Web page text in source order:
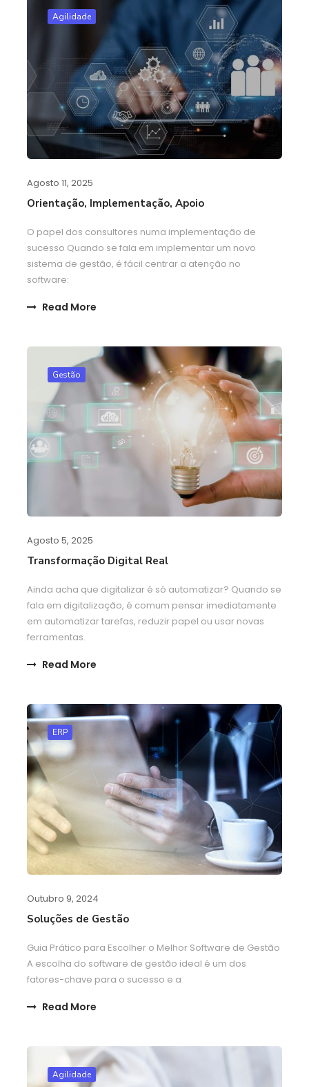
Agilidade
Agosto 11, 2025
Orientação, Implementação, Apoio
O papel dos consultores numa implementação de
sucesso Quando se fala em implementar um novo
sistema de gestão, é fácil centrar a atenção no
software:
Read More
Gestão
Agosto 5, 2025
Transformação Digital Real
Ainda acha que digitalizar é só automatizar? Quando se
fala em digitalização, é comum pensar imediatamente
em automatizar tarefas, reduzir papel ou usar novas
ferramentas.
Read More
ERP
Outubro 9, 2024
Soluções de Gestão
Guia Prático para Escolher o Melhor Software de Gestão
A escolha do software de gestão ideal é um dos
fatores-chave para o sucesso e a
Read More
Agilidade